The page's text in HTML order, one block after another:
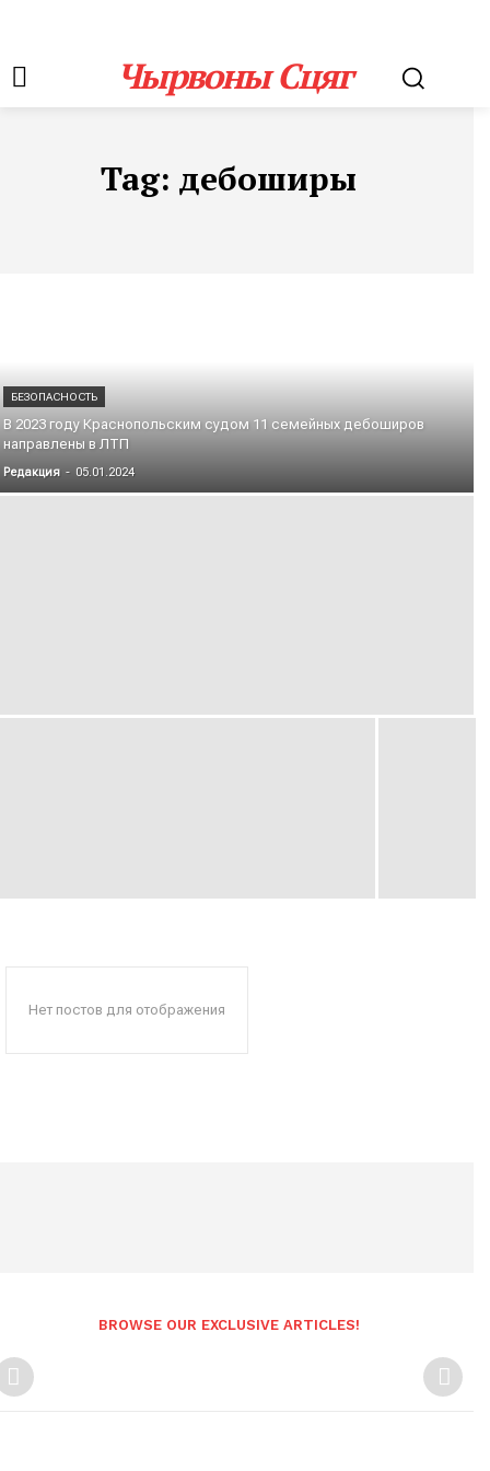
Чырвоны Сцяг
Tag: дебоширы
БЕЗОПАСНОСТЬ
В 2023 году Краснопольским судом 11 семейных дебоширов
направлены в ЛТП
Редакция - 05.01.2024
Нет постов для отображения
BROWSE OUR EXCLUSIVE ARTICLES!